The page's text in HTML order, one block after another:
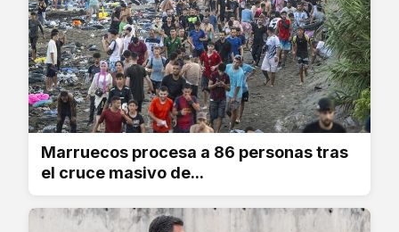
Marruecos procesa a 86 personas tras
el cruce masivo de...